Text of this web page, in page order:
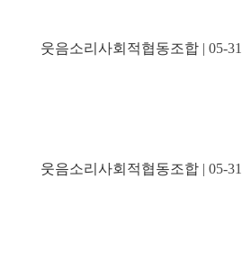
웃음소리사회적협동조합 | 05-31
웃음소리사회적협동조합 | 05-31